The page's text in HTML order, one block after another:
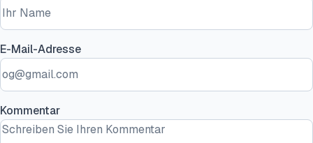
E-Mail-Adresse
Kommentar